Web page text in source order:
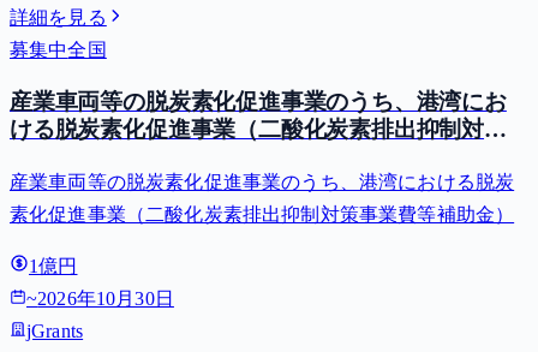
詳細を見る
募集中全国
産業車両等の脱炭素化促進事業のうち、港湾にお
ける脱炭素化促進事業（二酸化炭素排出抑制対策
産業車両等の脱炭素化促進事業のうち、港湾における脱炭
素化促進事業（二酸化炭素排出抑制対策事業費等補助金）
1億円
~2026年10月30日
jGrants